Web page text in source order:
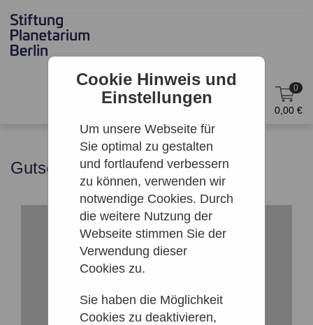
Cookie Hinweis und
Einstellungen
Um unsere Webseite für
Sie optimal zu gestalten
und fortlaufend verbessern
zu können, verwenden wir
notwendige Cookies. Durch
die weitere Nutzung der
Webseite stimmen Sie der
Verwendung dieser
Cookies zu.
Sie haben die Möglichkeit
Cookies zu deaktivieren,
0
0,00 €
Gutschein